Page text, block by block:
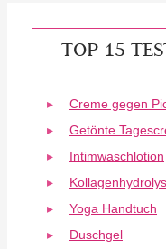
TOP 15
Creme gegen
Getönte
Intimwaschlotion
Yoga Handtuch
Duschgel